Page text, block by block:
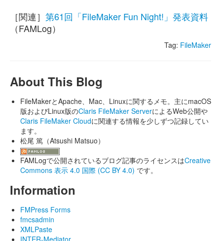
［関連］ 第61回「FileMaker Fun Night!」発表資料
（FAMLog）
Tag: FileMaker
About This Blog
FileMakerとApache、Mac、Linuxに関するメモ。主にmacOS
版およびLinux版のClaris FileMaker ServerによるWeb公開や
Claris FileMaker Cloudに関連する情報を少しずつ記録してい
ます。
松尾 篤（Atsushi Matsuo）
FAMLogで公開されているブログ記事のライセンスはCreative
Commons 表示 4.0 国際 (CC BY 4.0) です。
Information
FMPress Forms
fmcsadmin
XMLPaste
INTER-Mediator